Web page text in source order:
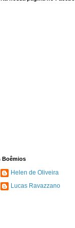
Boêmios
Helen de Oliveira
Lucas Ravazzano